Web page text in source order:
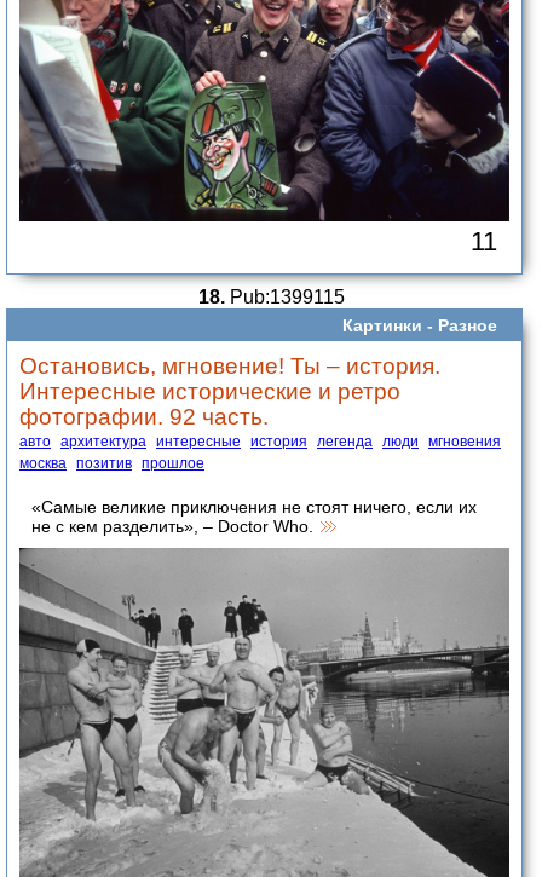
11
18.Pub:1399115
Картинки - Разное
Остановись, мгновение! Ты – история.
Интересные исторические и ретро
фотографии. 92 часть.
авто архитектура интересные история легенда люди
мгновения
москва
позитив прошлое
«Самые великие приключения не стоят ничего, если их
не с кем разделить», – Doctor Who.